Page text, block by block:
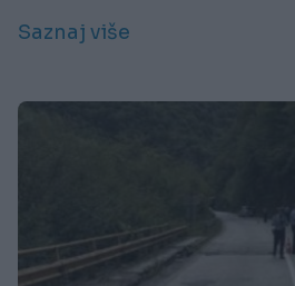
Saznaj više